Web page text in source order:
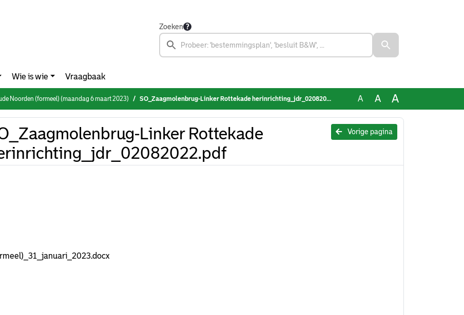
Zoeken
Wie is wie Vraagbaak
Noorden (formeel) (maandag 6 maart 2023) SO_Zaagmolenbrug-Linker Rottekade herinrichting_jdr_02082022.pdf A A A
Vorige pagina
Linker Rottekade